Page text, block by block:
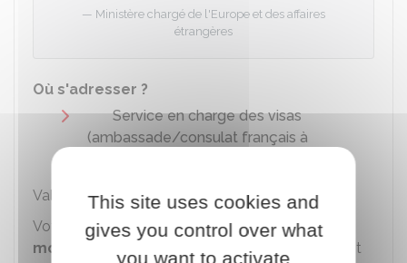
Ministère chargé de l'Europe et des affaires
étrangères
Où s'adresser ?
Service en charge des visas
(ambassade/consulat français à
Validité du passeport
Votre passeport doit être valide au minimum
mois après la date de fin de votre visa
. Il doit
This site uses cookies and
gives you control over what
you want to activate